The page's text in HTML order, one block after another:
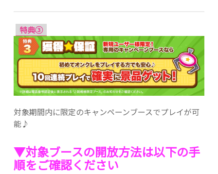
特典③
対象期間内に限定のキャンペーンブースでプレイが可
能♪
▼対象ブースの開放方法は以下の手
順をご確認ください